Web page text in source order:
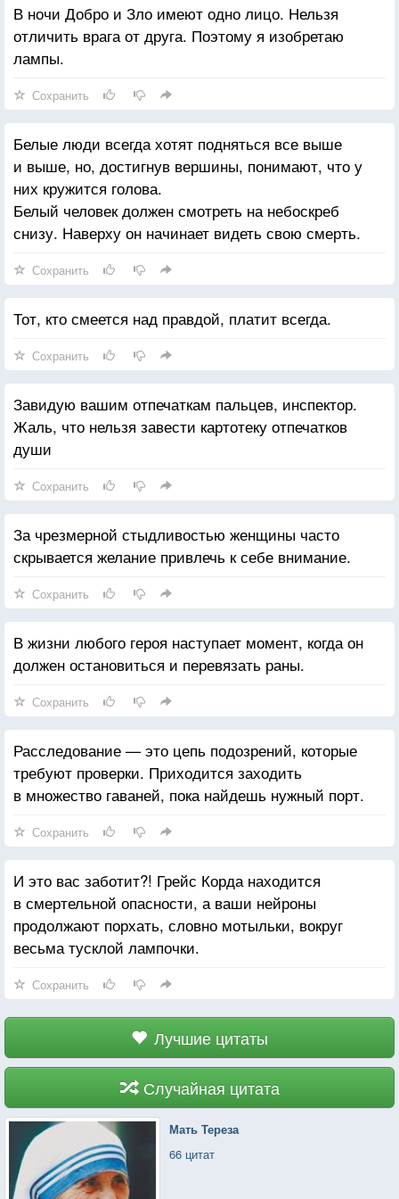
В ночи Добро и Зло имеют одно лицо. Нельзя
отличить врага от друга. Поэтому я изобретаю
лампы.
Сохранить
Белые люди всегда хотят подняться все выше
и выше, но, достигнув вершины, понимают, что у
них кружится голова.
Белый человек должен смотреть на небоскреб
снизу. Наверху он начинает видеть свою смерть.
Сохранить
Тот, кто смеется над правдой, платит всегда.
Сохранить
Завидую вашим отпечаткам пальцев, инспектор.
Жаль, что нельзя завести картотеку отпечатков
души
Сохранить
За чрезмерной стыдливостью женщины часто
скрывается желание привлечь к себе внимание.
Сохранить
В жизни любого героя наступает момент, когда он
должен остановиться и перевязать раны.
Сохранить
Расследование — это цепь подозрений, которые
требуют проверки. Приходится заходить
в множество гаваней, пока найдешь нужный порт.
Сохранить
И это вас заботит?! Грейс Корда находится
в смертельной опасности, а ваши нейроны
продолжают порхать, словно мотыльки, вокруг
весьма тусклой лампочки.
Сохранить
Лучшие цитаты
Случайная цитата
Мать Тереза
66 цитат